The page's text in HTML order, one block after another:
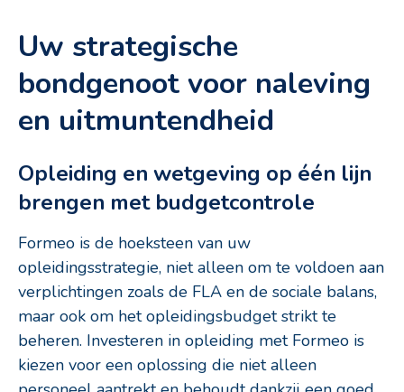
Uw strategische
bondgenoot voor naleving
en uitmuntendheid
Opleiding en wetgeving op één lijn
brengen met budgetcontrole
Formeo is de hoeksteen van uw
opleidingsstrategie, niet alleen om te voldoen aan
verplichtingen zoals de FLA en de sociale balans,
maar ook om het opleidingsbudget strikt te
beheren. Investeren in opleiding met Formeo is
kiezen voor een oplossing die niet alleen